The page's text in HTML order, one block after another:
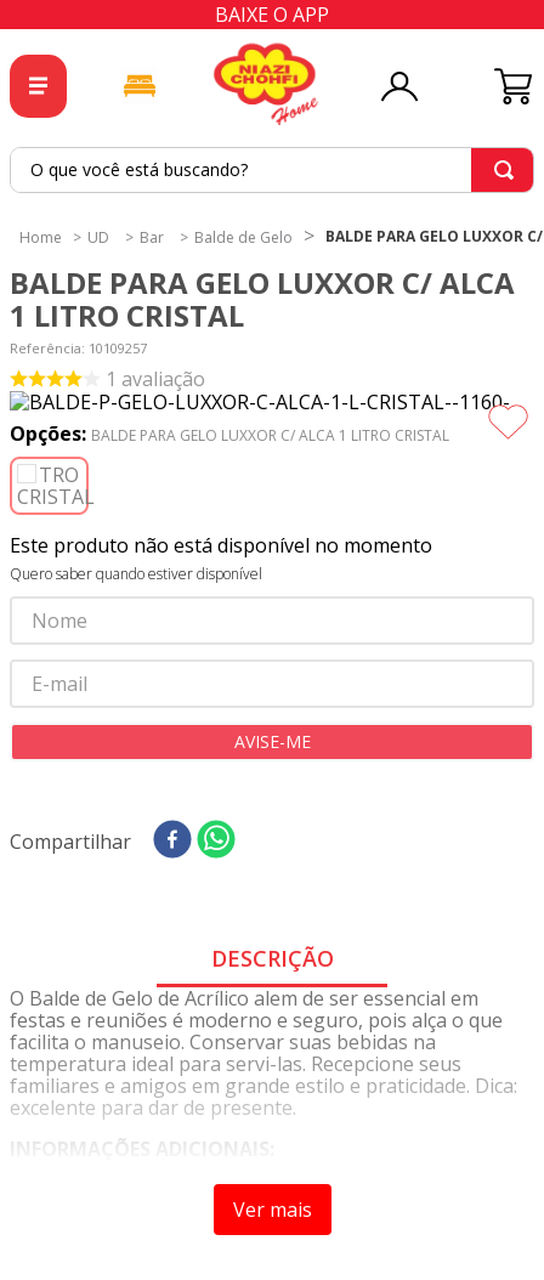
BAIXE O APP
O que você está buscando?
UD Bar Balde de Gelo BALDE PARA GELO LUXXOR
BALDE PARA GELO LUXXOR C/ ALCA
1 LITRO CRISTAL
Referência: 10109257
1 avaliação
Opções: BALDE PARA GELO LUXXOR C/ ALCA 1 LITRO CRISTAL
Este produto não está disponível no momento
Quero saber quando estiver disponível
Compartilhar
DESCRIÇÃO
O Balde de Gelo de Acrílico alem de ser essencial em
festas e reuniões é moderno e seguro, pois alça o que
facilita o manuseio. Conservar suas bebidas na
temperatura ideal para servi-las. Recepcione seus
familiares e amigos em grande estilo e praticidade. Dica:
excelente para dar de presente.
INFORMAÇÕES ADICIONAIS:
TAMANHO APROXIMADO: 11X12CM DE DIÂMETRO
PESO APROXIMADO: 140G
Ver mais
2 º
tapete
cortina
4º
tapetes
5º
tecido percal
6º
tecido tricoline
7º
percal
8º
tricoline digital
9º
tecido oxford
10º toalha mesa